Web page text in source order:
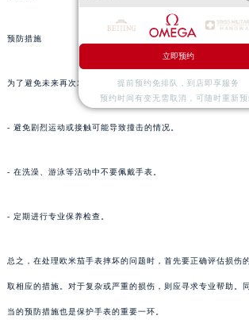
预防措施
为了避免未来再次发生类似的情况，日常佩戴时应注意以下几点
- 避免剧烈运动或接触可能导致撞击的情况。
- 在洗澡、游泳等活动中不要佩戴手表。
- 定期进行专业保养检查。
总之，在处理欧米茄手表摔坏的问题时，首先要正确评估损伤
取相应的措施。对于复杂或严重的损伤，则应寻求专业帮助。
当的预防措施也是保护手表的重要一环。
立即预约
提前预约免排队，到店即享服务
预约时间有变无需取消，可随时重新预